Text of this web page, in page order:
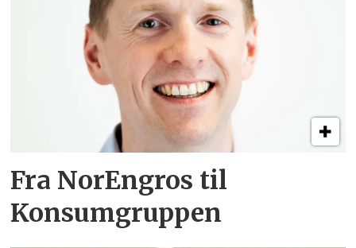
Fra NorEngros til
Konsumgruppen